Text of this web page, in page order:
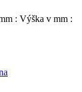
: Výška v mm :